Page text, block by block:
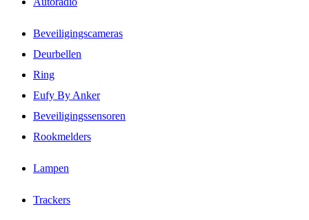
Beveiligingscameras
Deurbellen
Ring
Eufy By Anker
Beveiligingssensoren
Rookmelders
Lampen
Trackers